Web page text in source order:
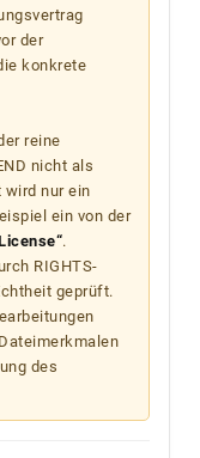
der
konkrete
reine
nicht als
wird nur ein
ein von der
.
RIGHTS-
geprüft.
des